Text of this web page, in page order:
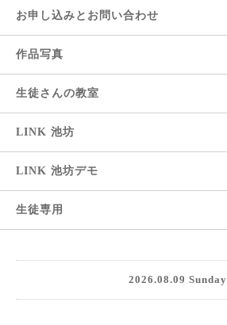
お申し込みとお問い合わせ
作品写真
生徒さんの教室
LINK 池坊
LINK 池坊デモ
生徒専用
2026.08.09 Sunday